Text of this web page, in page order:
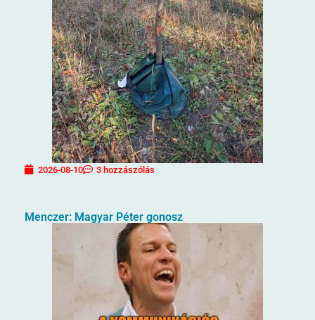
2026-08-10 3 hozzászólás
Menczer: Magyar Péter gonosz